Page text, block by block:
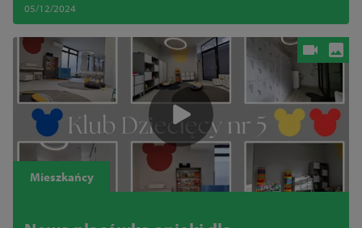
05/12/2024
Mieszkańcy